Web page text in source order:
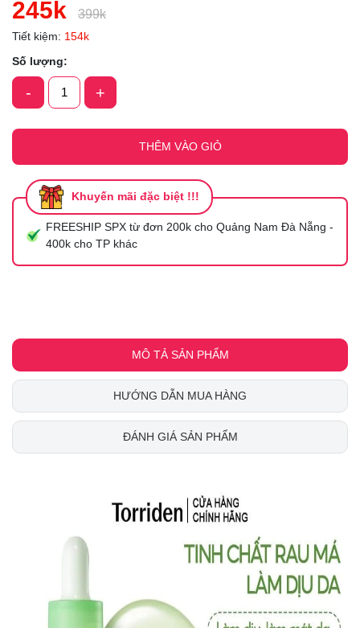
245k 399k
Tiết kiệm: 154k
Số lượng:
- +
THÊM VÀO GIỎ
Khuyến mãi đặc biệt !!!
FREESHIP SPX từ đơn 200k cho Quảng Nam Đà Nẵng -
400k cho TP khác
MÔ TẢ SẢN PHẨM
HƯỚNG DẪN MUA HÀNG
ĐÁNH GIÁ SẢN PHẨM